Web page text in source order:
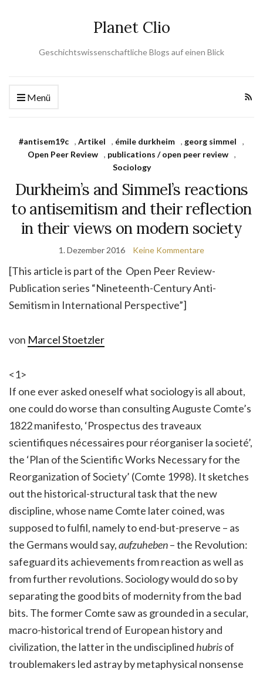
Planet Clio
Geschichtswissenschaftliche Blogs auf einen Blick
Menü
#antisem19c , Artikel , émile durkheim , georg simmel
,
Open Peer Review
, publications / open peer review
,
Sociology
Durkheim’s and Simmel’s reactions
to antisemitism and their reflection
in their views on modern society
1. Dezember 2016 Keine Kommentare
[This article is part of the Open Peer Review-
Publication series “Nineteenth-Century Anti-
Semitism in International Perspective”]
von Marcel Stoetzler
<1>
If one ever asked oneself what sociology is all about,
one could do worse than consulting Auguste Comte’s
1822 manifesto, ‘Prospectus des traveaux
scientifiques nécessaires pour réorganiser la societé’,
the ‘Plan of the Scientific Works Necessary for the
Reorganization of Society’ (Comte 1998). It sketches
out the historical-structural task that the new
discipline, whose name Comte later coined, was
supposed to fulfil, namely to end-but-preserve – as
the Germans would say,aufzuheben– the Revolution:
safeguard its achievements from reaction as well as
from further revolutions. Sociology would do so by
separating the good bits of modernity from the bad
bits. The former Comte saw as grounded in a secular,
macro-historical trend of European history and
civilization, the latter in the undisciplined hubrisof
troublemakers led astray by metaphysical nonsense